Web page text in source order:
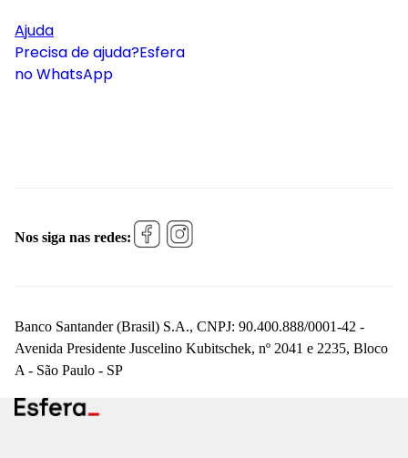
Ajuda
Precisa de ajuda?Esfera
no WhatsApp
Nos siga nas redes:
Banco Santander (Brasil) S.A., CNPJ: 90.400.888/0001-42 -
Avenida Presidente Juscelino Kubitschek, nº 2041 e 2235, Bloco
A - São Paulo - SP